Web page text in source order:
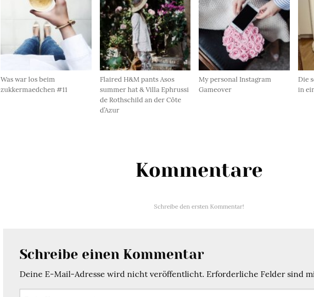
Was war los beim
zukkermaedchen #11
Flaired H&M pants Asos
summer hat & Villa Ephrussi
de Rothschild an der Côte
d’Azur
My personal Instagram
Gameover
Die
in
Kommentare
Schreibe den ersten Kommentar!
Schreibe einen Kommentar
Deine E-Mail-Adresse wird nicht veröffentlicht. Erforderliche Felder sind